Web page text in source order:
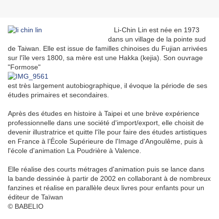
Li-Chin Lin est née en 1973
dans un village de la pointe sud
de Taiwan. Elle est issue de familles chinoises du Fujian arrivées
sur l'île vers 1800, sa mère est une Hakka (kejia). Son ouvrage
"Formose"
est très largement autobiographique, il évoque la période de ses
études primaires et secondaires.
Après des études en histoire à Taipei et une brève expérience
professionnelle dans une société d'import/export, elle choisit de
devenir illustratrice et quitte l'île pour faire des études artistiques
en France à l’École Supérieure de l'Image d'Angoulême, puis à
l'école d'animation La Poudrière à Valence.
Elle réalise des courts métrages d'animation puis se lance dans
la bande dessinée à partir de 2002 en collaborant à de nombreux
fanzines et réalise en parallèle deux livres pour enfants pour un
éditeur de Taïwan
© BABELIO